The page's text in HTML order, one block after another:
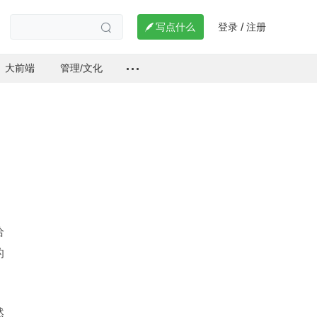
  写点什么 登录 / 注册
大前端 管理/文化